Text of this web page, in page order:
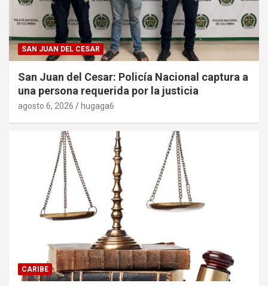
SAN JUAN DEL CESAR
San Juan del Cesar: Policía Nacional captura a
una persona requerida por la justicia
agosto 6, 2026 hugaga6
CARIBE